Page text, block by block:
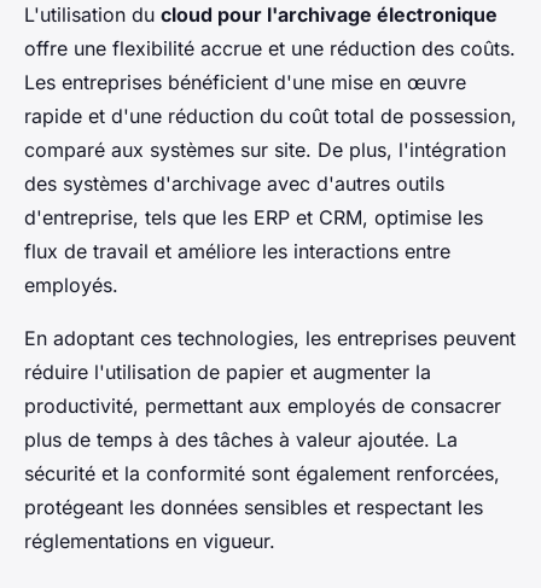
L'utilisation du cloud pour l'archivage électronique
offre une flexibilité accrue et une réduction des coûts.
Les entreprises bénéficient d'une mise en œuvre
rapide et d'une réduction du coût total de possession,
comparé aux systèmes sur site. De plus, l'intégration
des systèmes d'archivage avec d'autres outils
d'entreprise, tels que les ERP et CRM, optimise les
flux de travail et améliore les interactions entre
employés.
En adoptant ces technologies, les entreprises peuvent
réduire l'utilisation de papier et augmenter la
productivité, permettant aux employés de consacrer
plus de temps à des tâches à valeur ajoutée. La
sécurité et la conformité sont également renforcées,
protégeant les données sensibles et respectant les
réglementations en vigueur.